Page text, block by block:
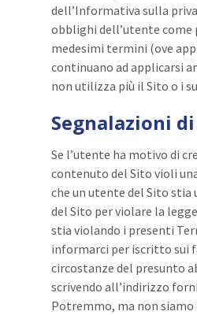
dell’Informativa sulla
obblighi dell’utente come
medesimi termini (ove
continuano ad applicarsi
non utilizza più il Sito o i
Segnalazioni
Se l’utente ha motivo di
contenuto del Sito violi
che un utente del Sito stia
del Sito per violare la
stia violando i presenti
informarci per iscritto sui
circostanze del presunto
scrivendo all’indirizzo
Potremmo, ma non